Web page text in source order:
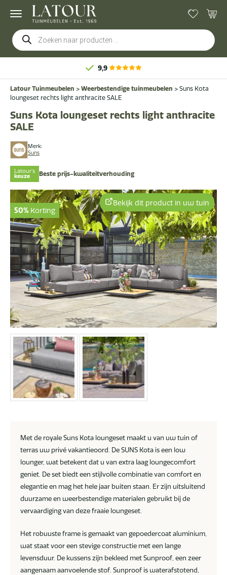
Producten
zoeken
9,9
Latour Tuinmeubelen > Weerbestendige tuinmeubelen > Suns Kota
loungeset rechts light anthracite SALE
Merk:
Suns
Suns Kota loungeset rechts light anthracite
SALE
Latour's
keuze Beste prijs-kwaliteitverhouding
50% Korting
Bekijk dit product in uw tuin
Met de royale Suns Kota loungeset maakt u van uw tuin of
terras uw privé vakantieoord. De SUNS Kota is een low
lounger, wat betekent dat u van extra laag loungecomfort
geniet. De set biedt een stijlvolle combinatie van comfort en
elegantie en mag het hele jaar buiten staan. Er zijn uitsluitend
duurzame en weerbestendige materialen gebruikt bij de
vervaardiging van deze fraaie loungeset.
Het robuuste frame is gemaakt van gepoedercoat aluminium,
wat staat voor een stevige constructie met een lange
levensduur. De kussens zijn bekleed met Sunproof, een zeer
aangenaam aanvoelende stof. Sunproof is waterafstotend,